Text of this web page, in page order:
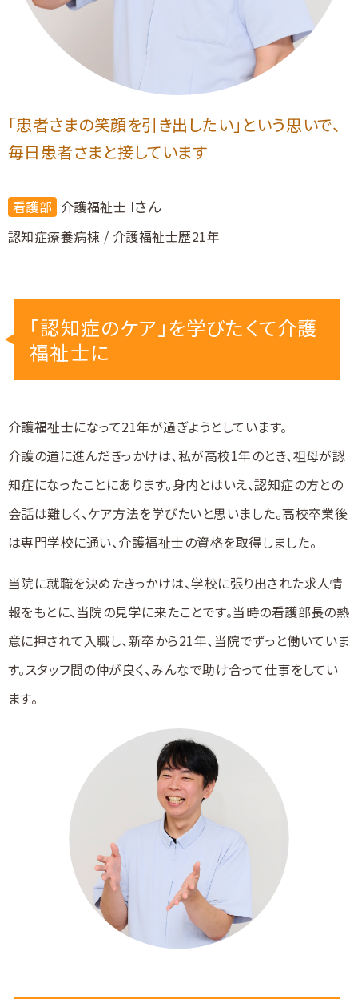
採用エントリー・ご相談
「患者さまの笑顔を引き出したい」という思いで、
毎日患者さまと接しています
看護部 介護福祉士 Iさん
認知症療養病棟 / 介護福祉士歴21年
「認知症のケア」を学びたくて介護
福祉士に
介護福祉士になって21年が過ぎようとしています。
介護の道に進んだきっかけは、私が高校1年のとき、祖母が認
知症になったことにあります。身内とはいえ、認知症の方との
会話は難しく、ケア方法を学びたいと思いました。高校卒業後
は専門学校に通い、介護福祉士の資格を取得しました。
当院に就職を決めたきっかけは、学校に張り出された求人情
報をもとに、当院の見学に来たことです。当時の看護部長の熱
意に押されて入職し、新卒から21年、当院でずっと働いていま
す。スタッフ間の仲が良く、みんなで助け合って仕事をしてい
ます。